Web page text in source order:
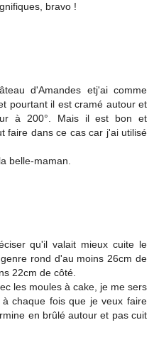
bravo !
d'Amandes etj'ai comme
pourtant il est cramé autour et
à 200°. Mais il est bon et
faire dans ce cas car j'ai utilisé
belle-maman.
qu'il valait mieux cuite le
rond d'au moins 26cm de
22cm de côté.
les moules à cake, je me sers
chaque fois que je veux faire
en brûlé autour et pas cuit